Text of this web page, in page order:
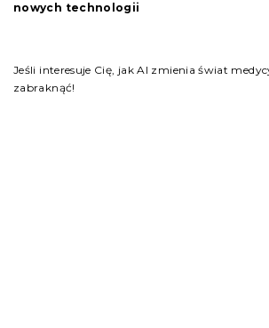
nowych technologii
Jeśli interesuje Cię, jak AI zmienia świat
zabraknąć!